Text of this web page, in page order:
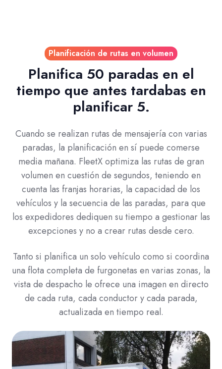
Planificación de rutas en volumen
Planifica 50 paradas en el
tiempo que antes tardabas en
planificar 5.
Cuando se realizan rutas de mensajería con varias
paradas, la planificación en sí puede comerse
media mañana. FleetX optimiza las rutas de gran
volumen en cuestión de segundos, teniendo en
cuenta las franjas horarias, la capacidad de los
vehículos y la secuencia de las paradas, para que
los expedidores dediquen su tiempo a gestionar las
excepciones y no a crear rutas desde cero.
Tanto si planifica un solo vehículo como si coordina
una flota completa de furgonetas en varias zonas, la
vista de despacho le ofrece una imagen en directo
de cada ruta, cada conductor y cada parada,
actualizada en tiempo real.